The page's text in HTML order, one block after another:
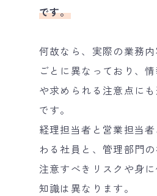
です。
何故なら、実際の業務
ごとに異なっており、
や求められる注意点に
です。
経理担当者と営業担当
わる社員と、管理部門
注意すべきリスクや身
知識は異なります。